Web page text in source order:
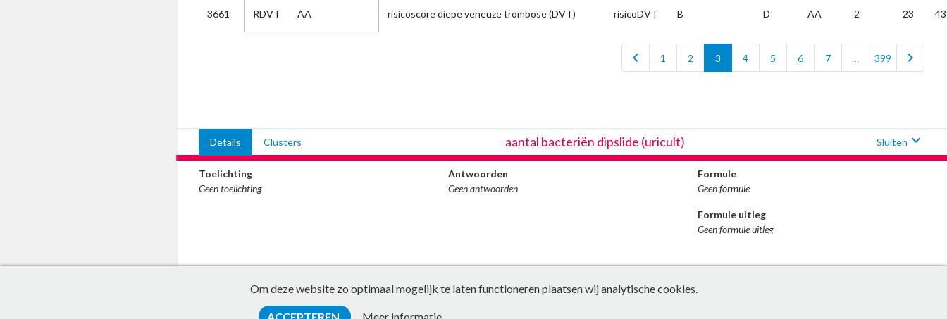
3661 RDVT AA risicoscore diepe veneuze trombose (DVT) risicoDVT B D AA 2 23 43
chevron_left 1 2 3 4 5 6 7 … 399 chevron_right
Details Clusters aantal bacteriën dipslide (uricult) Sluiten expand_more
Toelichting
Geen toelichting
Antwoorden
Geen antwoorden
Formule
Geen formule
Formule uitleg
Geen formule uitleg
Om deze website zo optimaal mogelijk te laten functioneren plaatsen wij analytische cookies.